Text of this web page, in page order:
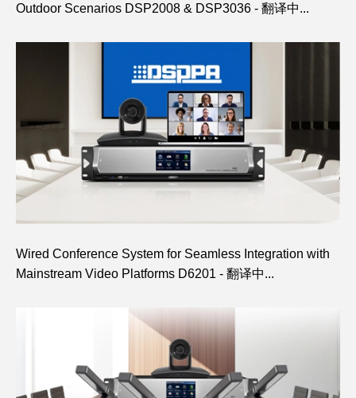
Outdoor Scenarios DSP2008 & DSP3036 - 翻译中...
Wired Conference System for Seamless Integration with
Mainstream Video Platforms D6201 - 翻译中...